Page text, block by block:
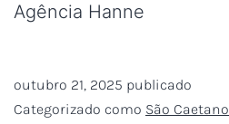
Agência Hanne
outubro 21, 2025 publicado
Categorizado como São Caetano